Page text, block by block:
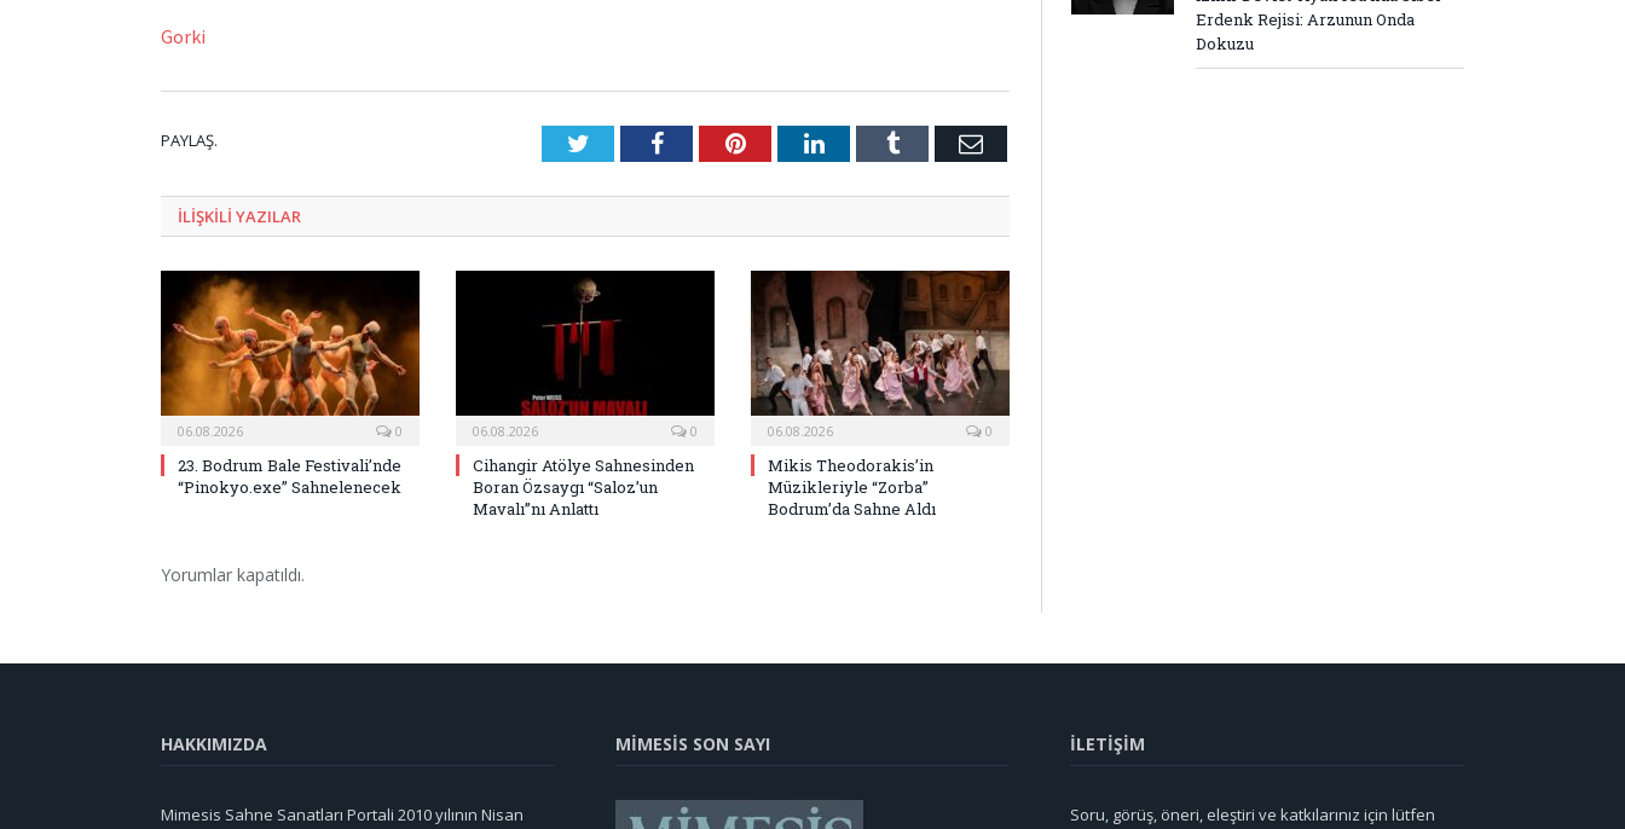
Gorki
PAYLAŞ. TwitterFacebookPinterestLinkedInTumblr E-
ILIŞKILI YAZILAR
06.08.2026 0
23. Bodrum Bale Festivali’nde
“Pinokyo.exe” Sahnelenecek
06.08.2026 0
Cihangir Atölye Sahnesinden
Boran Özsaygı “Saloz’un
Mavalı”nı Anlattı
06.08.2026 0
Mikis Theodorakis’in
Müzikleriyle “Zorba”
Bodrum’da Sahne Aldı
Yorumlar kapatıldı.
Erdenk Rejisi: Arzunun Onda
Dokuzu
HAKKIMIZDA
Mimesis Sahne Sanatları Portali 2010 yılının Nisan
MİMESİS SON SAYI İLETİŞİM
Soru, görüş, öneri, eleştiri ve katkılarınız için lütfen